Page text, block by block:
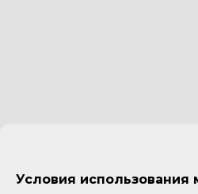
Условия использования